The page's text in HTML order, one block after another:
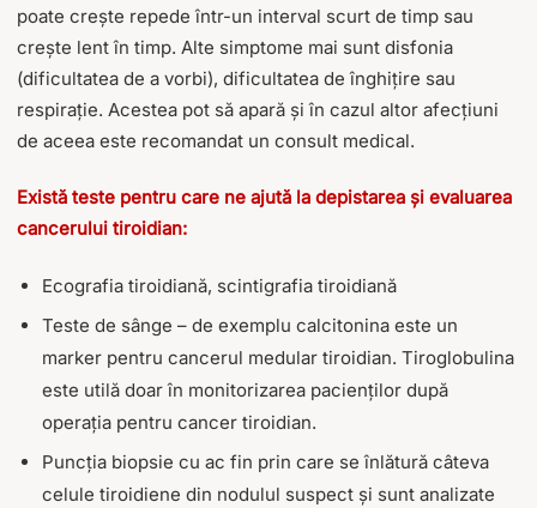
poate crește repede într-un interval scurt de timp sau
crește lent în timp. Alte simptome mai sunt disfonia
(dificultatea de a vorbi), dificultatea de înghițire sau
respirație. Acestea pot să apară și în cazul altor afecțiuni
de aceea este recomandat un consult medical.
Există teste pentru care ne ajută la depistarea și evaluarea
cancerului tiroidian:
Ecografia tiroidiană, scintigrafia tiroidiană
Teste de sânge – de exemplu calcitonina este un
marker pentru cancerul medular tiroidian. Tiroglobulina
este utilă doar în monitorizarea pacienților după
operația pentru cancer tiroidian.
Puncția biopsie cu ac fin prin care se înlătură câteva
celule tiroidiene din nodulul suspect și sunt analizate